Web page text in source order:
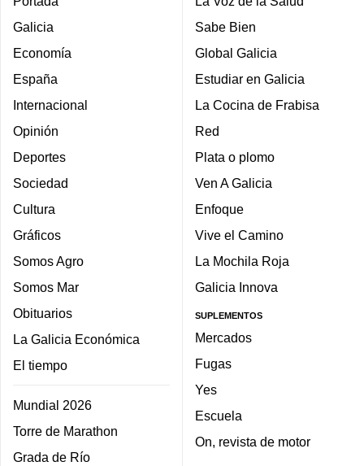
Galicia
Economía
España
Internacional
Opinión
Deportes
Sociedad
Cultura
Gráficos
Somos Agro
Somos Mar
Obituarios
La Galicia Económica
El tiempo
Mundial 2026
Torre de Marathon
Grada de Río
Sabe Bien
Global Galicia
Estudiar en Galicia
La Cocina de Frabisa
Red
Plata o plomo
Ven A Galicia
Enfoque
Vive el Camino
La Mochila Roja
Galicia Innova
SUPLEMENTOS
Mercados
Fugas
Yes
Escuela
On, revista de motor